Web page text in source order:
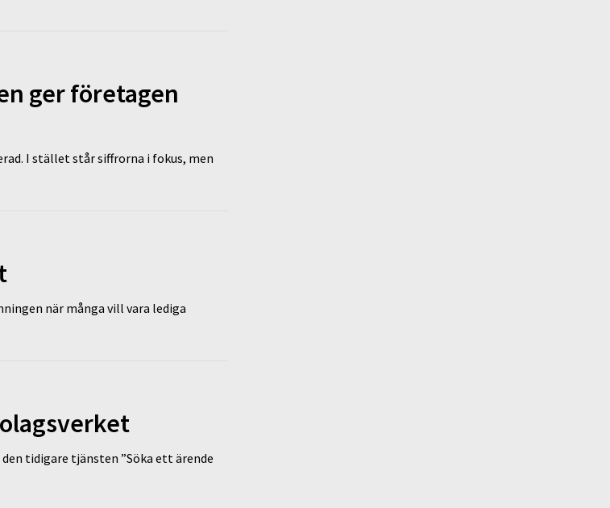
ger företagen
I stället står siffrorna i fokus, men
när många vill vara lediga
tidigare tjänsten ”Söka ett ärende